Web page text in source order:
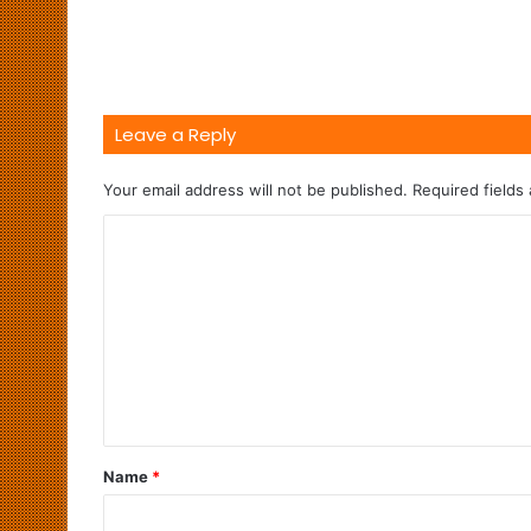
Leave a Reply
Your email address will not be published. Required fields
Name *